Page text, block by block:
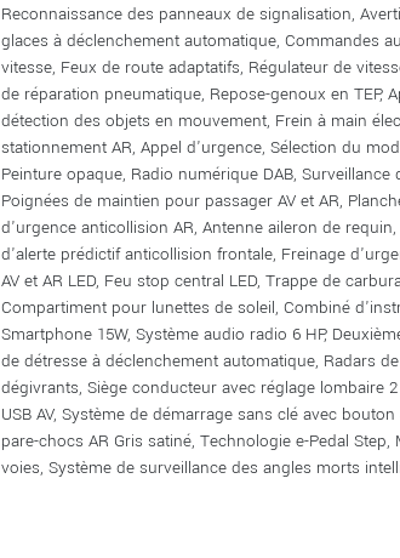
Reconnaissance des panneaux de signalisation,
glaces à déclenchement automatique, Commandes
vitesse, Feux de route adaptatifs, Régulateur de
de réparation pneumatique, Repose-genoux en TEP,
détection des objets en mouvement, Frein à main
stationnement AR, Appel d'urgence, Sélection du
Peinture opaque, Radio numérique DAB,
Poignées de maintien pour passager AV et AR,
d'urgence anticollision AR, Antenne aileron de
d'alerte prédictif anticollision frontale, Freinage
AV et AR LED, Feu stop central LED, Trappe de
Compartiment pour lunettes de soleil, Combiné
Smartphone 15W, Système audio radio 6 HP,
de détresse à déclenchement automatique, Radars
dégivrants, Siège conducteur avec réglage lombaire
USB AV, Système de démarrage sans clé avec
pare-chocs AR Gris satiné, Technologie e-Pedal
voies, Système de surveillance des angles morts